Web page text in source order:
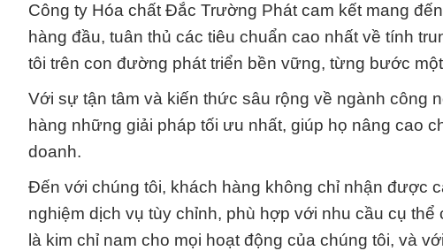
Công ty Hóa chất Đắc Trường Phát cam kết mang
hàng đầu, tuân thủ các tiêu chuẩn cao nhất về tính
tôi trên con đường phát triển bền vững, từng bước
Với sự tận tâm và kiến thức sâu rộng về ngành công
hàng những giải pháp tối ưu nhất, giúp họ nâng cao
doanh.
Đến với chúng tôi, khách hàng không chỉ nhận được
nghiệm dịch vụ tùy chỉnh, phù hợp với nhu cầu cụ
là kim chỉ nam cho mọi hoạt động của chúng tôi, và